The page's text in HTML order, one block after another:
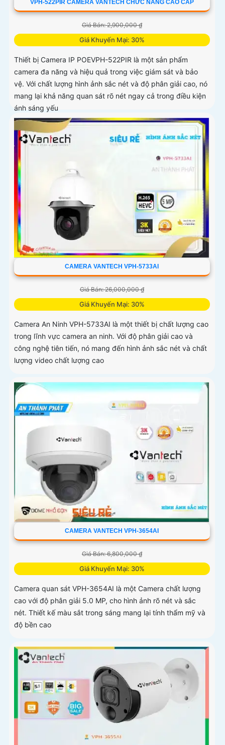
VPH-522PIR CAMERA VANTECH CHỨC NĂNG CAO CẤP
Giá Bán: 2,900,000 ₫
Giá Khuyến Mại: 30%
Thiết bị Camera IP POEVPH-522PIR là một sản phẩm
camera đa năng và hiệu quả trong việc giám sát và bảo
vệ. Với chất lượng hình ảnh sắc nét và độ phân giải cao, nó
mang lại khả năng quan sát rõ nét ngay cả trong điều kiện
ánh sáng yếu
CAMERA VANTECH VPH-5733AI
Giá Bán: 26,000,000 ₫
Giá Khuyến Mại: 30%
Camera An Ninh VPH-5733AI là một thiết bị chất lượng cao
trong lĩnh vực camera an ninh. Với độ phân giải cao và
công nghệ tiên tiến, nó mang đến hình ảnh sắc nét và chất
lượng video chất lượng cao
CAMERA VANTECH VPH-3654AI
Giá Bán: 6,800,000 ₫
Giá Khuyến Mại: 30%
Camera quan sát VPH-3654AI là một Camera chất lượng
cao với độ phân giải 5.0 MP, cho hình ảnh rõ nét và sắc
nét. Thiết kế màu sắt trong sáng mang lại tính thẩm mỹ và
độ bền cao